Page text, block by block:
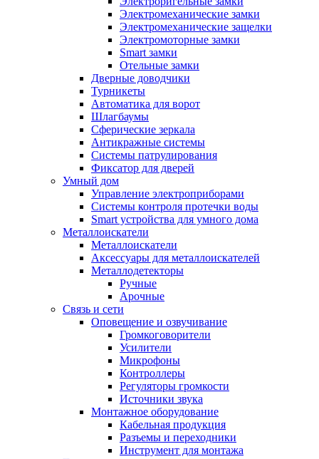
Электромеханические замки
Электромеханические защелки
Электромоторные замки
Smart замки
Отельные замки
Дверные доводчики
Турникеты
Автоматика для ворот
Шлагбаумы
Сферические зеркала
Антикражные системы
Системы патрулирования
Фиксатор для дверей
Умный дом
Управление электроприборами
Системы контроля протечки воды
Smart устройства для умного дома
Металлоискатели
Металлоискатели
Аксессуары для металлоискателей
Металлодетекторы
Ручные
Арочные
Связь и сети
Оповещение и озвучивание
Громкоговорители
Усилители
Микрофоны
Контроллеры
Регуляторы громкости
Источники звука
Монтажное оборудование
Кабельная продукция
Разъемы и переходники
Инструмент для монтажа